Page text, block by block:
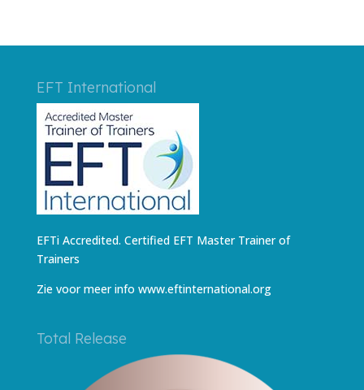
EFT International
EFTi Accredited. Certified EFT Master Trainer of
Trainers
Zie voor meer info www.eftinternational.org
Total Release